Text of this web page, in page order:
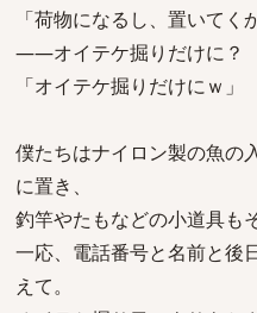
「荷物になるし、置いてく
――オイテケ掘りだけに？
「オイテケ掘りだけにｗ」
僕たちはナイロン製の魚の
に置き、
釣竿やたもなどの小道具も
一応、電話番号と名前と後
えて。